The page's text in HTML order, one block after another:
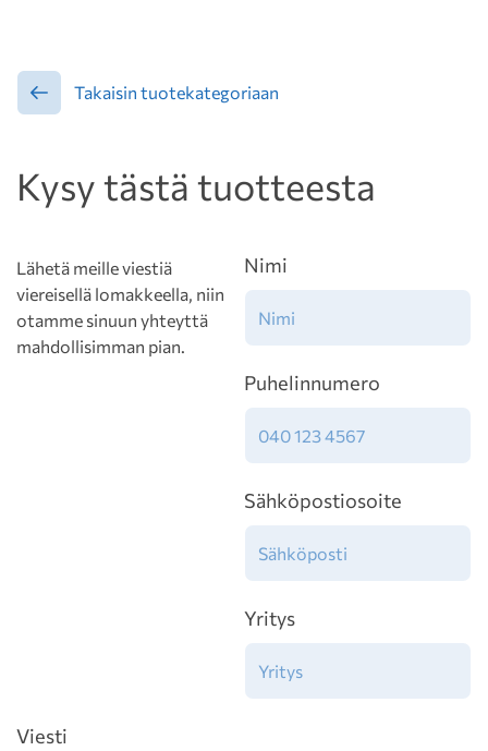
Takaisin tuotekategoriaan
Kysy tästä tuotteesta
Lähetä meille viestiä
viereisellä lomakkeella, niin
otamme sinuun yhteyttä
mahdollisimman pian.
Nimi
Puhelinnumero
Sähköpostiosoite
Yritys
Viesti